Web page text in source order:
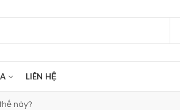
LIÊN HỆ
này?